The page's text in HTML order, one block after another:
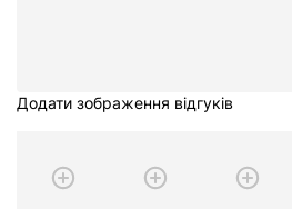
Додати зображення відгуків